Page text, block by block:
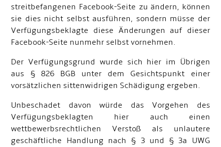
streitbefangenen Facebook-Seite zu ändern, können
sie dies nicht selbst ausführen, sondern müsse der
Verfügungsbeklagte diese Änderungen auf dieser
Facebook-Seite nunmehr selbst vornehmen.
Der Verfügungsgrund wurde sich hier im Übrigen
aus § 826 BGB unter dem Gesichtspunkt einer
vorsätzlichen sittenwidrigen Schädigung ergeben.
Unbeschadet davon würde das Vorgehen des
Verfügungsbeklagten hier auch einen
wettbewerbsrechtlichen Verstoß als unlautere
geschäftliche Handlung nach § 3 und § 3a UWG